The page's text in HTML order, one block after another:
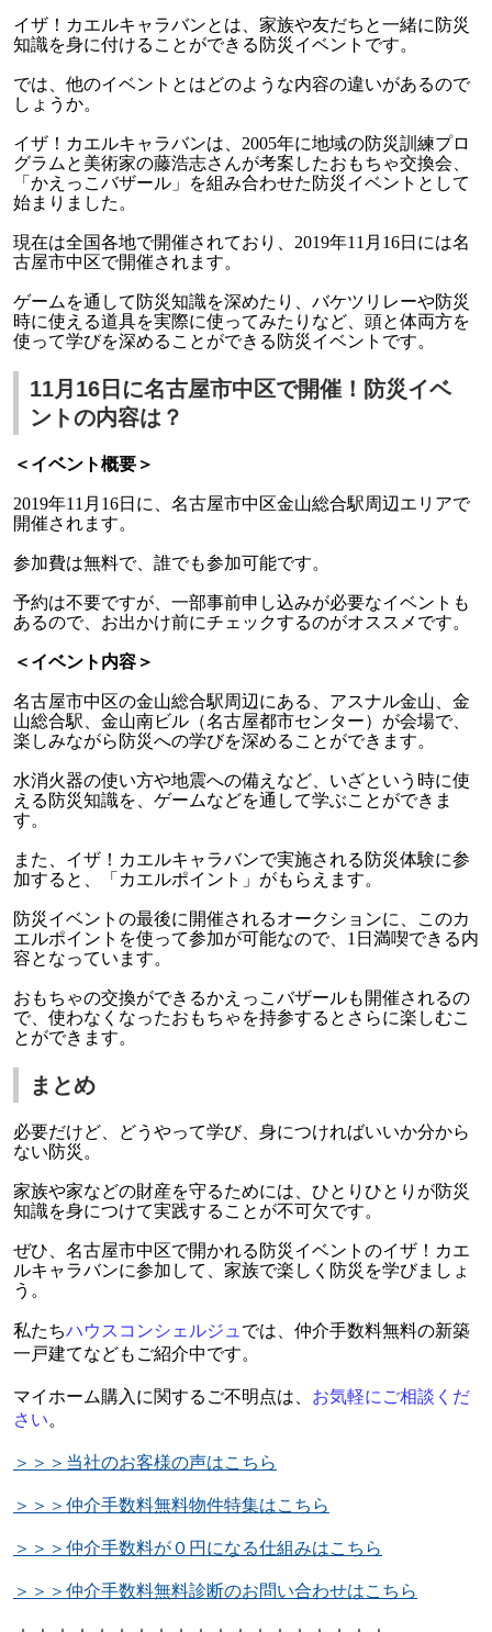
イザ！カエルキャラバンとは、家族や友だちと一緒に防災
知識を身に付けることができる防災イベントです。
では、他のイベントとはどのような内容の違いがあるので
しょうか。
イザ！カエルキャラバンは、2005年に地域の防災訓練プロ
グラムと美術家の藤浩志さんが考案したおもちゃ交換会、
「かえっこバザール」を組み合わせた防災イベントとして
始まりました。
現在は全国各地で開催されており、2019年11月16日には名
古屋市中区で開催されます。
ゲームを通して防災知識を深めたり、バケツリレーや防災
時に使える道具を実際に使ってみたりなど、頭と体両方を
使って学びを深めることができる防災イベントです。
11月16日に名古屋市中区で開催！防災イベ
ントの内容は？
＜イベント概要＞
2019年11月16日に、名古屋市中区金山総合駅周辺エリアで
開催されます。
参加費は無料で、誰でも参加可能です。
予約は不要ですが、一部事前申し込みが必要なイベントも
あるので、お出かけ前にチェックするのがオススメです。
＜イベント内容＞
名古屋市中区の金山総合駅周辺にある、アスナル金山、金
山総合駅、金山南ビル（名古屋都市センター）が会場で、
楽しみながら防災への学びを深めることができます。
水消火器の使い方や地震への備えなど、いざという時に使
える防災知識を、ゲームなどを通して学ぶことができま
す。
また、イザ！カエルキャラバンで実施される防災体験に参
加すると、「カエルポイント」がもらえます。
防災イベントの最後に開催されるオークションに、このカ
エルポイントを使って参加が可能なので、1日満喫できる内
容となっています。
おもちゃの交換ができるかえっこバザールも開催されるの
で、使わなくなったおもちゃを持参するとさらに楽しむこ
とができます。
まとめ
必要だけど、どうやって学び、身につければいいか分から
ない防災。
家族や家などの財産を守るためには、ひとりひとりが防災
知識を身につけて実践することが不可欠です。
ぜひ、名古屋市中区で開かれる防災イベントのイザ！カエ
ルキャラバンに参加して、家族で楽しく防災を学びましょ
う。
私たちハウスコンシェルジ ュ では、仲介手数料無料の新築
一戸建てなどもご紹介中です。
マイホーム購入に関するご不明点は、 お気軽にご相談くだ
さい。
＞＞＞当社のお客様の声はこちら
＞＞＞仲介手数料無料物件特集はこちら
＞＞＞仲介手数料が０円になる仕組みはこちら
＞＞＞仲介手数料無料診断のお問い合わせはこちら